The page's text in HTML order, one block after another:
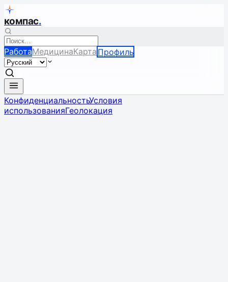
компас.
РаботаМедицинаКарта Профиль
КонфиденциальностьУсловия
использованияГеолокация